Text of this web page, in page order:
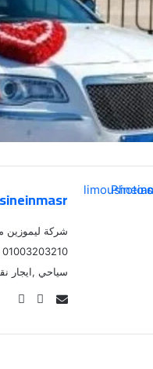
شركة ليموزين
سياحي ,ايجار
Se
ض
ف
ن
ا
د
ق